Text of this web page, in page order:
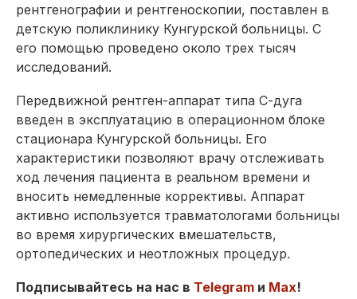
рентгенографии и рентгеноскопии, поставлен в
детскую поликлинику Кунгурской больницы. С
его помощью проведено около трех тысяч
исследований.
Передвижной рентген-аппарат типа С-дуга
введен в эксплуатацию в операционном блоке
стационара Кунгурской больницы. Его
характеристики позволяют врачу отслеживать
ход лечения пациента в реальном времени и
вносить немедленные коррективы. Аппарат
активно используется травматологами больницы
во время хирургических вмешательств,
ортопедических и неотложных процедур.
Подписывайтесь на нас в Telegram и Max!